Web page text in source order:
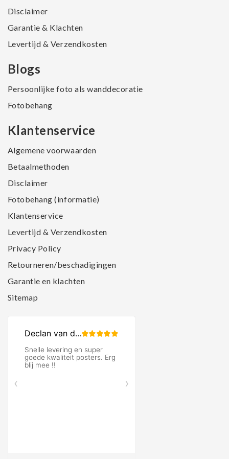
Disclaimer
Garantie & Klachten
Levertijd & Verzendkosten
Blogs
Persoonlijke foto als wanddecoratie
Fotobehang
Klantenservice
Algemene voorwaarden
Betaalmethoden
Disclaimer
Fotobehang (informatie)
Klantenservice
Levertijd & Verzendkosten
Privacy Policy
Retourneren/beschadigingen
Garantie en klachten
Sitemap